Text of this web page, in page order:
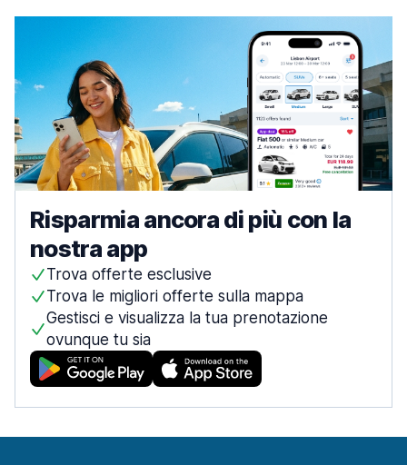
Risparmia ancora di più con la
nostra app
Trova offerte esclusive
Trova le migliori offerte sulla mappa
Gestisci e visualizza la tua prenotazione
ovunque tu sia